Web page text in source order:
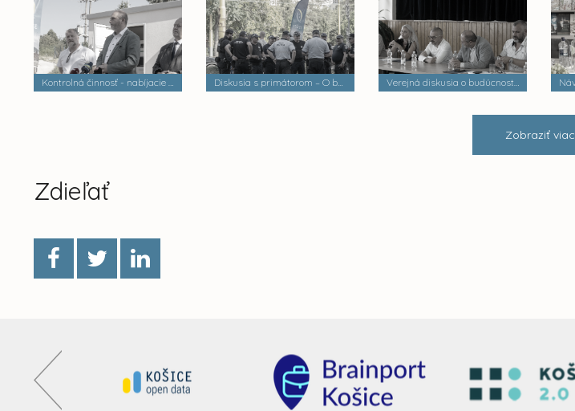
Kontrolná činnosť - nabíjacie stanice elektrobusov Diskusia s primátorom – O bezpečnosti a verejnom poriadku Verejná diskusia o budúcnosti mestských častí
Zobraziť viac
Zdieľať